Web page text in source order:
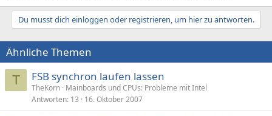
Du musst dich einloggen oder registrieren, um hier zu antworten.
Ähnliche Themen
T FSB synchron laufen lassen
TheKorn Mainboards und CPUs: Probleme mit Intel
Antworten 13 16. Oktober 2007